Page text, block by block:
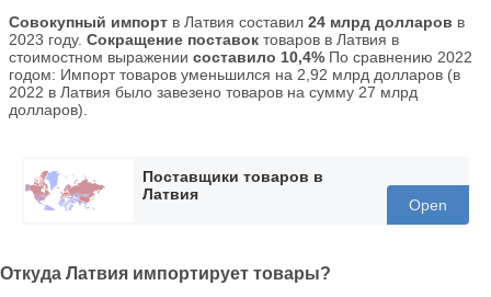
Совокупный импорт в Латвия составил 24 млрд долларов в
2023 году. Сокращение поставок товаров в Латвия в
стоимостном выражении составило 10,4% По сравнению 2022
годом: Импорт товаров уменьшился на 2,92 млрд долларов (в
2022 в Латвия было завезено товаров на сумму 27 млрд
долларов).
Поставщики товаров в
Латвия
Open
Откуда Латвия импортирует товары?